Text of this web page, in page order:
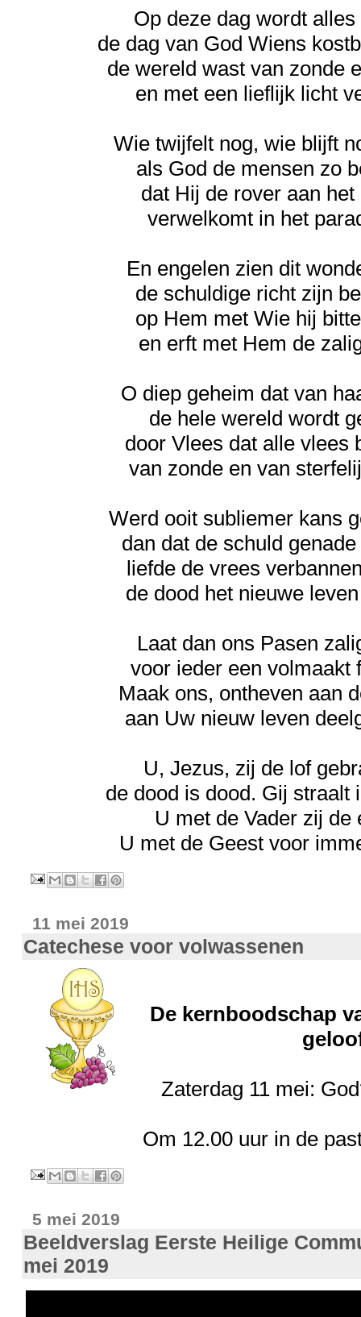
Op deze dag wordt alles
de dag van God Wiens
de wereld wast van zonde
en met een lieflijk licht
Wie twijfelt nog, wie blijft
als God de mensen zo
dat Hij de rover aan het
verwelkomt in het
En engelen zien dit
de schuldige richt zijn
op Hem met Wie hij
en erft met Hem de
O diep geheim dat van
de hele wereld wordt
door Vlees dat alle vlees
van zonde en van
Werd ooit subliemer kans
dan dat de schuld
liefde de vrees
de dood het nieuwe
Laat dan ons Pasen
voor ieder een volmaakt
Maak ons, ontheven aan
aan Uw nieuw leven
U, Jezus, zij de lof
de dood is dood. Gij straalt
U met de Vader zij de
U met de Geest voor
11 mei 2019
Catechese voor volwassenen
De kernboodschap
Zaterdag 11 mei:
Om 12.00 uur in de
5 mei 2019
Beeldverslag Eerste Heilige
mei 2019